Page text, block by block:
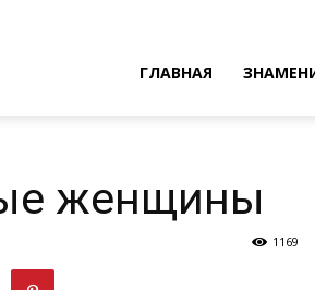
ГЛАВНАЯ
женщины
1169